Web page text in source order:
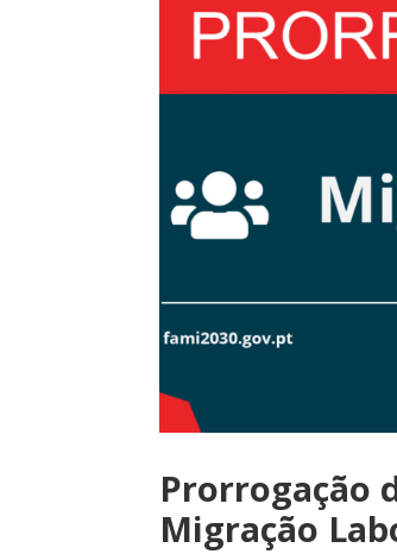
Prorrogação
Migração